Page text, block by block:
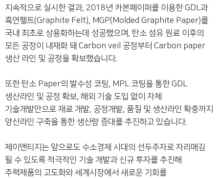
지속적으로 실시한 결과, 2018년 카본페이퍼를 이용한 GDL과
흑연펠트(Graphite Felt), MGP(Molded Graphite Paper)를
국내 최초로 상용화하는데 성공했으며, 탄소 섬유 원료 이후의
모든 공정이 내재화 돼 Carbon veil 공정부터 Carbon paper
생산 라인 및 공정을 확보했습니다.
또한 탄소 Paper의 발수성 코팅, MPL 코팅을 통한 GDL
생산라인 및 공정 확보, 해외 기술 도입 없이 자체
기술개발만으로 재료 개발, 공정개발, 품질 및 생산라인 확충까지
양산라인 구축을 통한 생산량 증대를 추진하고 있습니다.
제이앤티지는 앞으로도 수소경제 시대의 선두주자로 자리매김
될 수 있도록 적극적인 기술 개발과 신규 투자를 추진해
주력제품의 고도화와 세계시장에서 새로운 기회를